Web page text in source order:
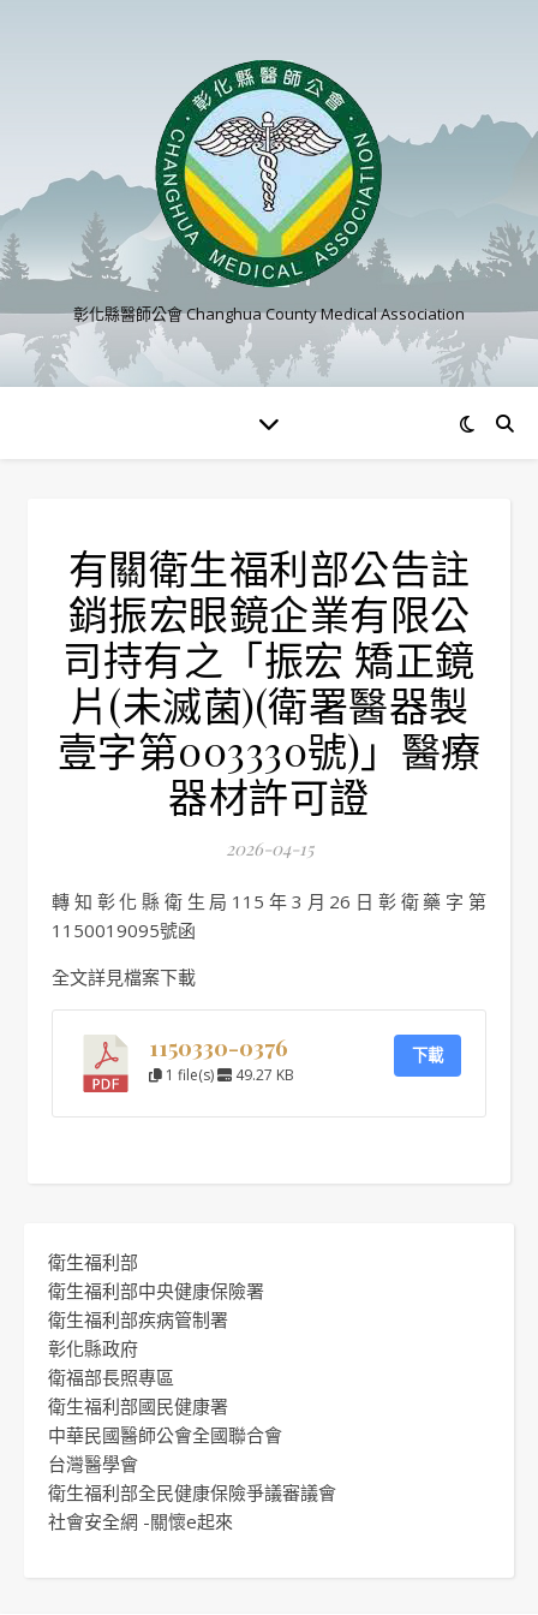
彰化縣醫師公會 Changhua County Medical Association
有關衛生福利部公告註
銷振宏眼鏡企業有限公
司持有之「振宏 矯正鏡
片(未滅菌)(衛署醫器製
壹字第003330號)」醫療
器材許可證
2026-04-15
轉知彰化縣衛生局115年3月26日彰衛藥字第
1150019095號函
全文詳見檔案下載
1150330-0376
1 file(s) 49.27 KB
下載
衛生福利部
衛生福利部中央健康保險署
衛生福利部疾病管制署
彰化縣政府
衛福部長照專區
衛生福利部國民健康署
中華民國醫師公會全國聯合會
台灣醫學會
衛生福利部全民健康保險爭議審議會
社會安全網 -關懷e起來